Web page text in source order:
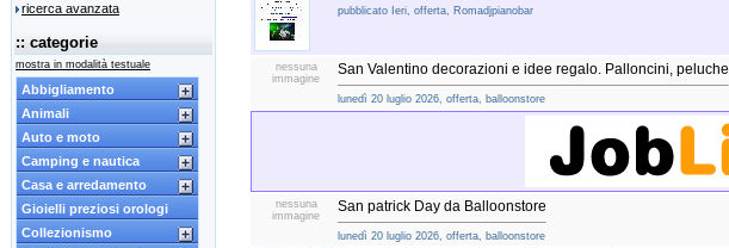
ricerca avanzata
:: categorie
mostra in modalità testuale
Abbigliamento
Animali
Auto e moto
Camping e nautica
Casa e arredamento
Gioielli preziosi orologi
Collezionismo
pubblicato Ieri, offerta, Romadjpianobar
nessuna
immagine
San Valentino decorazioni e idee regalo. Palloncini, peluche
lunedì 20 luglio 2026, offerta, balloonstore
nessuna
immagine
San patrick Day da Balloonstore
lunedì 20 luglio 2026, offerta, balloonstore